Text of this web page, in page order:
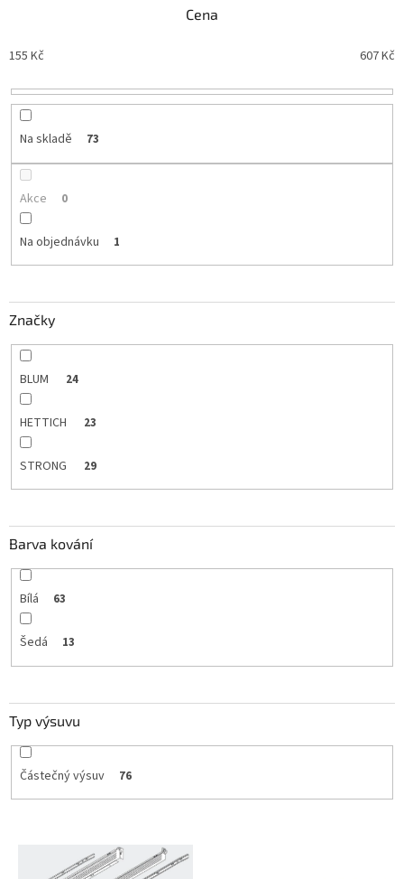
o
u
ů
Cena
155 Kč 607Kč
Na skladě 73
Akce 0
Na objednávku 1
Značky
BLUM 24
HETTICH 23
STRONG 29
Barva kování
Bílá 63
Šedá 13
Typ výsuvu
Částečný výsuv 76